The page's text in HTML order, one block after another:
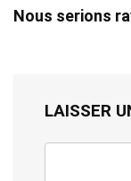
Nous serions
LAISSER